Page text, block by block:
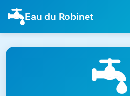
Eau du Robinet